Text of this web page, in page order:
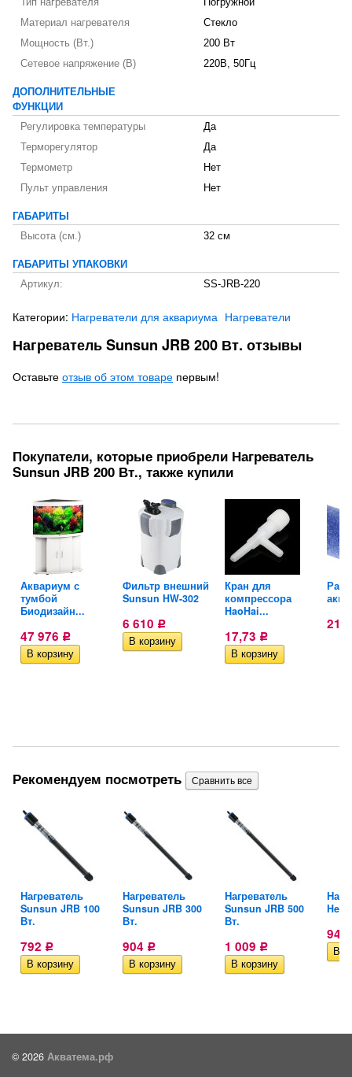
Тип нагревателя
Погружной
Материал нагревателя
Стекло
Мощность (Вт.)
200 Вт
Сетевое напряжение (В)
220В, 50Гц
ДОПОЛНИТЕЛЬНЫЕ
ФУНКЦИИ
Регулировка температуры
Да
Терморегулятор
Да
Термометр
Нет
Пульт управления
Нет
ГАБАРИТЫ
Высота (см.)
32 см
ГАБАРИТЫ УПАКОВКИ
Артикул:
SS-JRB-220
Категории: Нагреватели для аквариума Нагреватели
Нагреватель Sunsun JRB 200 Вт. отзывы
Оставьте отзыв об этом товаре первым!
Покупатели, которые приобрели Нагреватель
Sunsun JRB 200 Вт., также купили
Аквариум с
тумбой
Биодизайн...
47 976 Р
Фильтр внешний
Sunsun HW-302
6 610 Р
Кран для
компрессора
HaoHai...
17,73 Р
21
Рекомендуем посмотреть
Нагреватель
Sunsun JRB 100
Вт.
792 Р
Нагреватель
Sunsun JRB 300
Вт.
904 Р
Нагреватель
Sunsun JRB 500
Вт.
1 009 Р
940
© 2026 Акватема.рф